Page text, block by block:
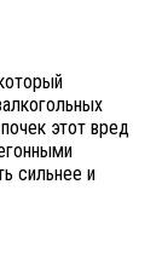
этот вред
сильнее и